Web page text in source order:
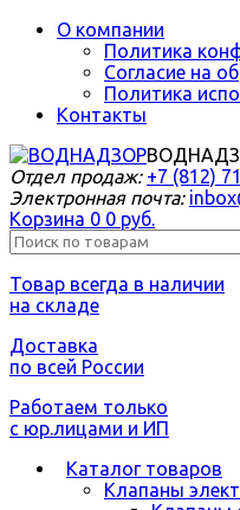
О компании
Политика
Согласие на
Политика
Контакты
Отдел продаж: +7 (812)
Электронная почта:
Корзина 0 0 руб.
Товар всегда в наличии
на складе
Доставка
по всей России
Работаем только
с юр.лицами и ИП
Каталог товаров
Клапаны